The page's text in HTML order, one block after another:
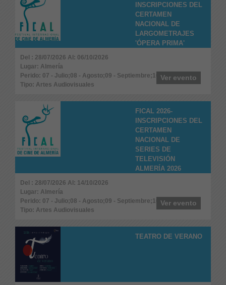
INSCRIPCIONES DEL
CERTAMEN
NACIONAL DE
LARGOMETRAJES
'ÓPERA PRIMA'
Del : 28/07/2026 Al: 06/10/2026
Lugar: Almería
Perido: 07 - Julio;08 - Agosto;09 - Septiembre;10 - Octubre
Tipo: Artes Audiovisuales
Ver evento
FICAL 2026-
INSCRIPCIONES DEL
CERTAMEN
NACIONAL DE
SERIES DE
TELEVISIÓN
ALMERÍA 2026
Del : 28/07/2026 Al: 14/10/2026
Lugar: Almería
Perido: 07 - Julio;08 - Agosto;09 - Septiembre;10 - Octubre
Tipo: Artes Audiovisuales
Ver evento
TEATRO DE VERANO